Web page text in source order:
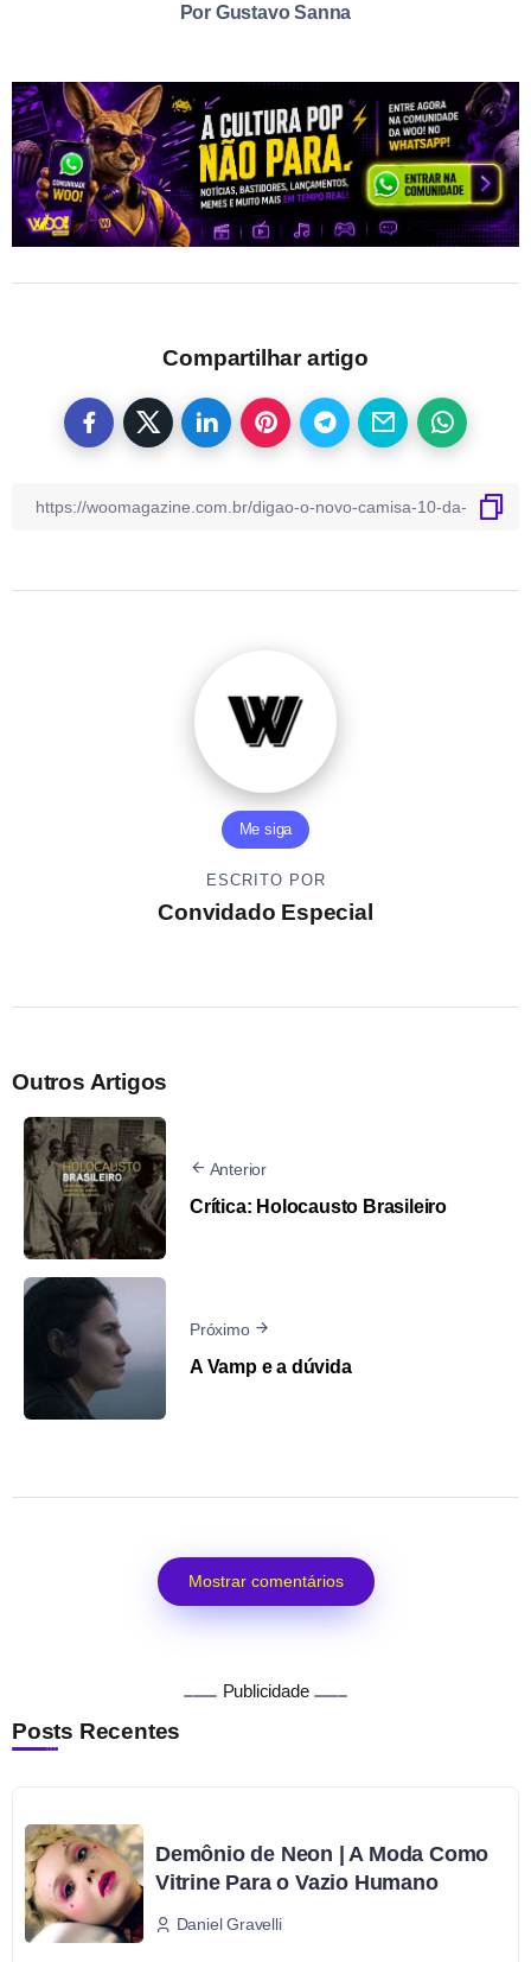
Por Gustavo Sanna
Compartilhar artigo
Me siga
ESCRITO POR
Convidado Especial
Outros Artigos
Anterior
Crítica: Holocausto Brasileiro
Próximo
A Vamp e a dúvida
Mostrar comentários
Publicidade
Posts Recentes
Demônio de Neon | A Moda Como
Vitrine Para o Vazio Humano
Daniel Gravelli